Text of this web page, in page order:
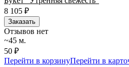
8 105 ₽
Заказать
Отзывов нет
~45 м.
50 ₽
Перейти в корзинуПерейти в